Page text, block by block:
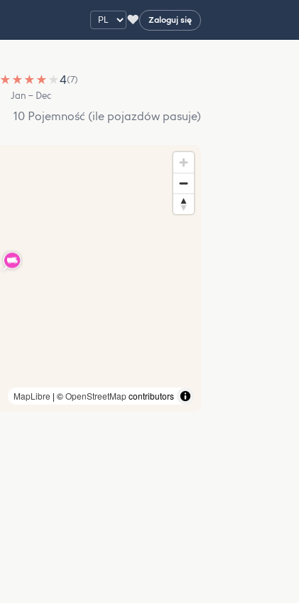
♥ Zaloguj się
★ ★ ★ ★ ★4(7)
Jan – Dec
10 Pojemność (ile pojazdów pasuje)
MapLibre | ©OpenStreetMapcontributors